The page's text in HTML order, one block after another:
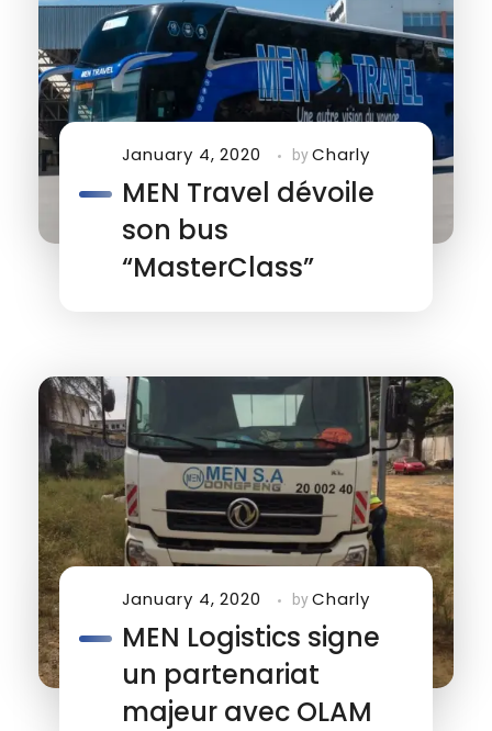
January 4, 2020 byCharly
MEN Travel dévoile
son bus
“MasterClass”
January 4, 2020 byCharly
MEN Logistics signe
un partenariat
majeur avec OLAM